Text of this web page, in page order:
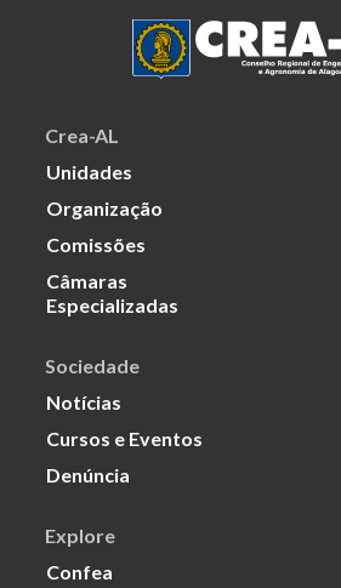
Crea-AL
Unidades
Organização
Comissões
Câmaras
Especializadas
Sociedade
Notícias
Cursos e Eventos
Denúncia
Explore
Confea